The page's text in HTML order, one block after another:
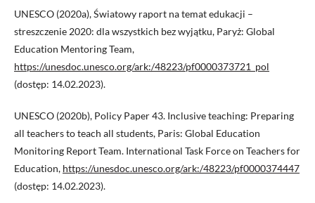
UNESCO (2020a), Światowy raport na temat edukacji –
streszczenie 2020: dla wszystkich bez wyjątku, Paryż: Global
Education Mentoring Team,
https://unesdoc.unesco.org/ark:/48223/pf0000373721_pol
(dostęp: 14.02.2023).
UNESCO (2020b), Policy Paper 43. Inclusive teaching: Preparing
all teachers to teach all students, Paris: Global Education
Monitoring Report Team. International Task Force on Teachers for
Education, https://unesdoc.unesco.org/ark:/48223/pf0000374447
(dostęp: 14.02.2023).